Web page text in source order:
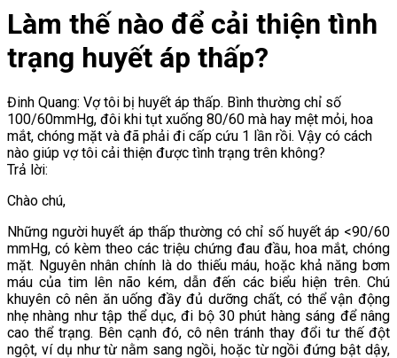
Làm thế nào để cải thiện tình
trạng huyết áp thấp?
Đinh Quang: Vợ tôi bị huyết áp thấp. Bình thường chỉ số
100/60mmHg, đôi khi tụt xuống 80/60 mà hay mệt mỏi, hoa
mắt, chóng mặt và đã phải đi cấp cứu 1 lần rồi. Vậy có cách
nào giúp vợ tôi cải thiện được tình trạng trên không?
Trả lời:
Chào chú,
Những người huyết áp thấp thường có chỉ số huyết áp <90/60
mmHg, có kèm theo các triệu chứng đau đầu, hoa mắt, chóng
mặt. Nguyên nhân chính là do thiếu máu, hoặc khả năng bơm
máu của tim lên não kém, dẫn đến các biểu hiện trên. Chú
khuyên cô nên ăn uống đầy đủ dưỡng chất, có thể vận động
nhẹ nhàng như tập thể dục, đi bộ 30 phút hàng sáng để nâng
cao thể trạng. Bên cạnh đó, cô nên tránh thay đổi tư thế đột
ngột, ví dụ như từ nằm sang ngồi, hoặc từ ngồi đứng bật dậy,